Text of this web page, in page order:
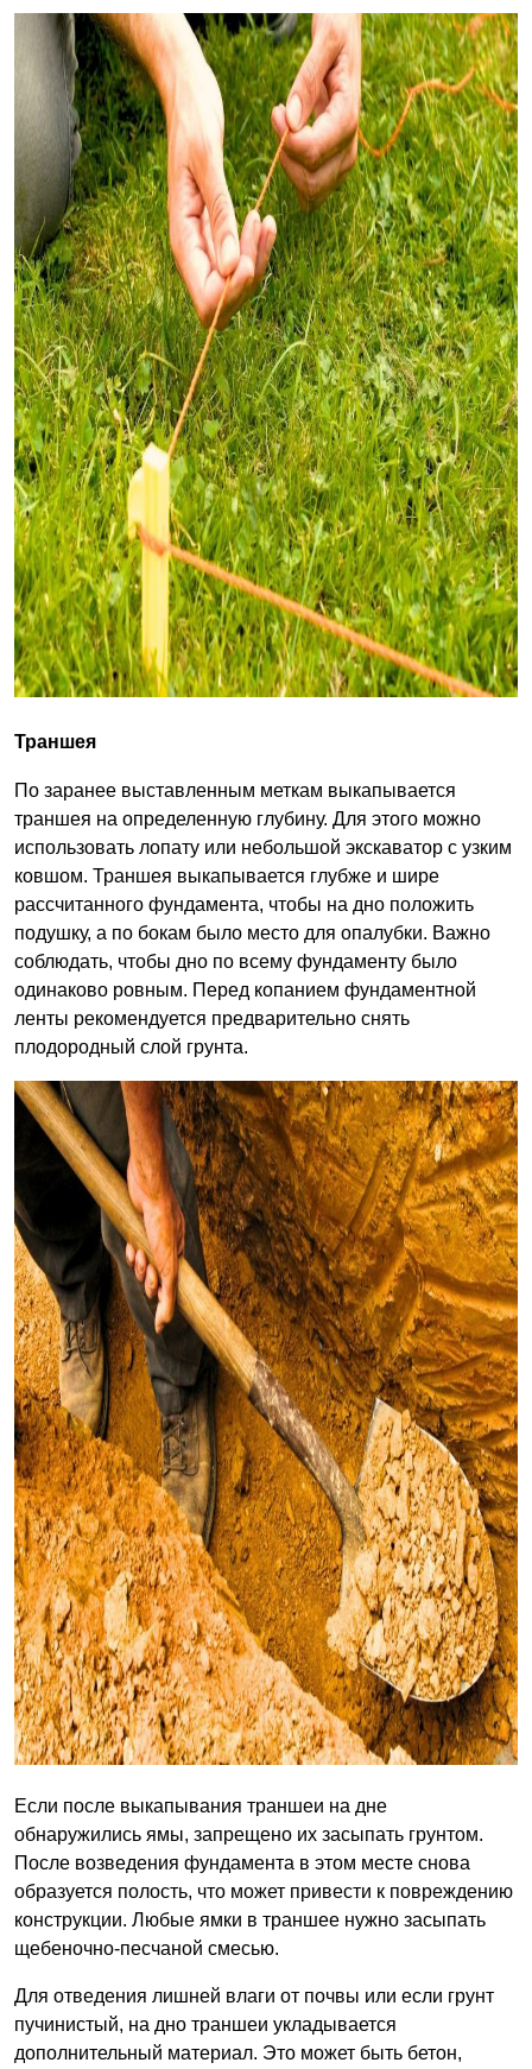
Траншея
По заранее выставленным меткам выкапывается
траншея на определенную глубину. Для этого можно
использовать лопату или небольшой экскаватор с узким
ковшом. Траншея выкапывается глубже и шире
рассчитанного фундамента, чтобы на дно положить
подушку, а по бокам было место для опалубки. Важно
соблюдать, чтобы дно по всему фундаменту было
одинаково ровным. Перед копанием фундаментной
ленты рекомендуется предварительно снять
плодородный слой грунта.
Если после выкапывания траншеи на дне
обнаружились ямы, запрещено их засыпать грунтом.
После возведения фундамента в этом месте снова
образуется полость, что может привести к повреждению
конструкции. Любые ямки в траншее нужно засыпать
щебеночно-песчаной смесью.
Для отведения лишней влаги от почвы или если грунт
пучинистый, на дно траншеи укладывается
дополнительный материал. Это может быть бетон,